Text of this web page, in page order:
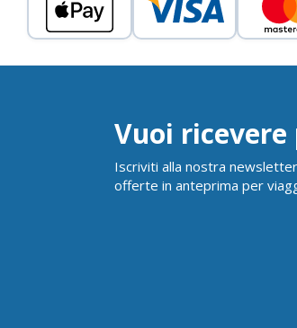
Vuoi ricevere
Iscriviti alla nostra
offerte in anteprima per